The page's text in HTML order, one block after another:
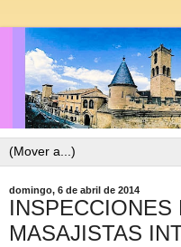
domingo, 6 de abril de 2014
INSPECCIONES
MASAJISTAS